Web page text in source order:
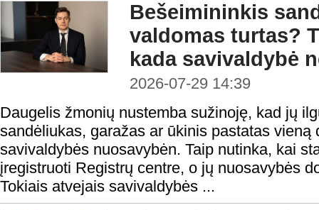
Bešeimininkis
valdomas turtas?
kada savivaldybė
2026-07-29 14:39
Daugelis žmonių nustemba sužinoję, kad jų
sandėliukas, garažas ar ūkinis pastatas vieną
savivaldybės nuosavybėn. Taip nutinka, kai
įregistruoti Registrų centre, o jų nuosavybės
Tokiais atvejais savivaldybės ...